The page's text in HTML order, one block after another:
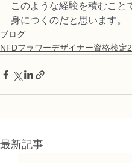
このような経験を積むこと
身につくのだと思います。
ブログ
NFDフラワーデザイナー資格検定
最新記事